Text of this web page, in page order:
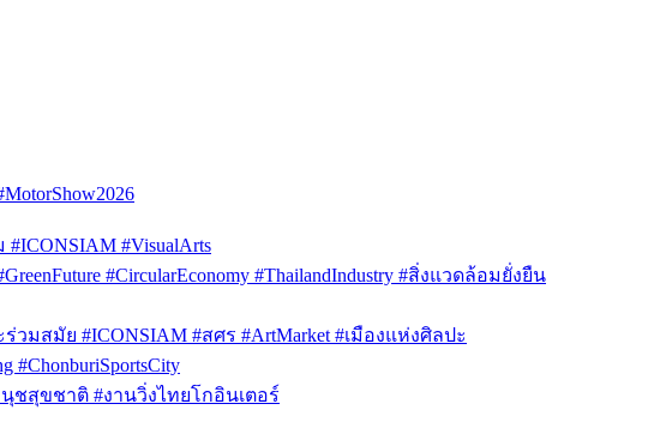
#VisualArts
#CircularEconomy #ThailandIndustry #สิ่งแวดล้อมยั่งยืน
ร่วมสมัย #ICONSIAM #สศร #ArtMarket #เมืองแห่งศิลปะ
#ChonburiSportsCity
นุชสุขชาติ #งานวิ่งไทยโกอินเตอร์